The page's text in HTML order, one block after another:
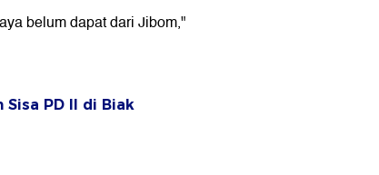
belum dapat dari Jibom,"
Sisa PD II di Biak